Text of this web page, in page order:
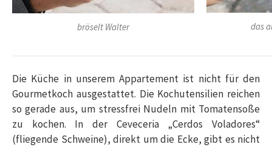
bröselt Walter das
Die Küche in unserem Appartement ist nicht für den
Gourmetkoch ausgestattet. Die Kochutensilien reichen
so gerade aus, um stressfrei Nudeln mit Tomatensoße
zu kochen. In der Ceveceria „Cerdos Voladores“
(fliegende Schweine), direkt um die Ecke, gibt es nicht